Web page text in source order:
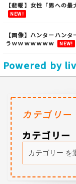
【悲報】女性「男への
NEW!
【画像】ハンターハン
うｗｗｗｗｗｗｗ
NEW!
Powered by
カテゴリー
カテゴリー